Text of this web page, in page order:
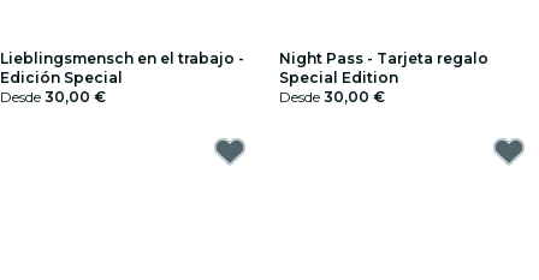
Lieblingsmensch en el trabajo -
Edición Special
Desde 30,00 €
Night Pass - Tarjeta regalo
Special Edition
Desde 30,00 €